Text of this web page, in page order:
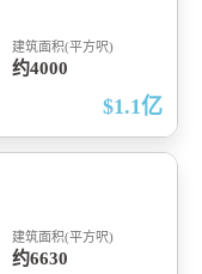
建筑面积(平方呎)
约4000
$1.1亿
建筑面积(平方呎)
约6630